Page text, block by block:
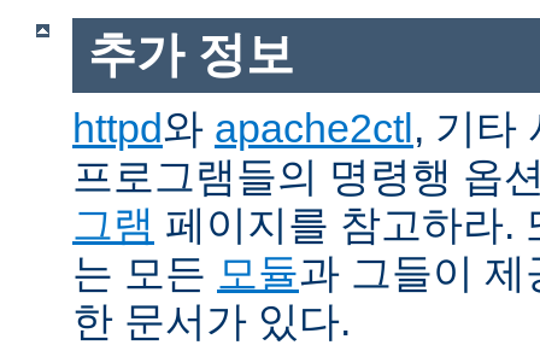
추가 정보
httpd와 apache2ctl, 기타
프로그램들의 명령행 옵
그램 페이지를 참고하라.
는 모든 모듈과 그들이
한 문서가 있다.